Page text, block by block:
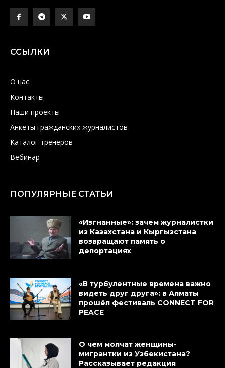
ССЫЛКИ
О нас
Контакты
Наши проекты
Анкеты гражданских журналистов
Каталог тренеров
Вебинар
ПОПУЛЯРНЫЕ СТАТЬИ
«Изгнанные»: зачем журналистки
из Казахстана и Кыргызстана
возвращают память о
депортациях
«В турбулентные времена важно
видеть друг друга»: в Алматы
прошёл фестиваль CONNECT FOR
PEACE
О чем молчат женщины-
мигрантки из Узбекистана?
Рассказывает редакция